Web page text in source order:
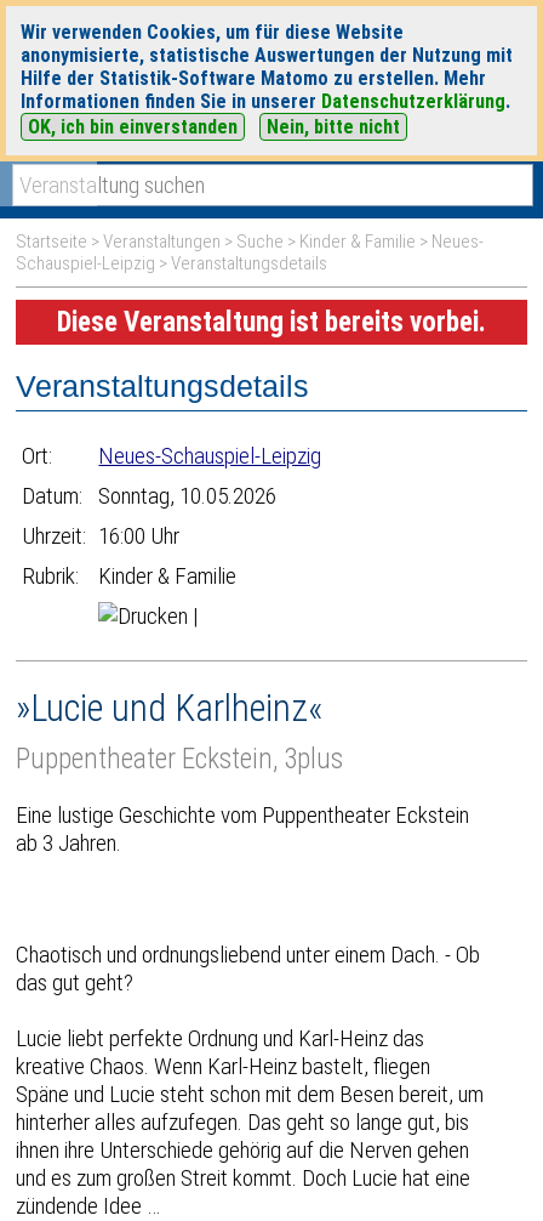
Wir verwenden Cookies, um für diese Website
anonymisierte, statistische Auswertungen der Nutzung mit
Hilfe der Statistik-Software Matomo zu erstellen. Mehr
Informationen finden Sie in unserer Datenschutzerklärung.
OK, ich bin einverstanden
Nein, bitte nicht
heute|morgen|
Startseite >Veranstaltungen > Suche > Kinder & Familie > Neues-
Schauspiel-Leipzig > Veranstaltungsdetails
Diese Veranstaltung ist bereits vorbei.
Veranstaltungsdetails
Ort:
Neues-Schauspiel-Leipzig
Datum:
Sonntag, 10.05.2026
Uhrzeit: 16:00 Uhr
Rubrik:
Kinder & Familie
|
»Lucie und Karlheinz«
Puppentheater Eckstein, 3plus
Eine lustige Geschichte vom Puppentheater Eckstein
ab 3 Jahren.
Chaotisch und ordnungsliebend unter einem Dach. - Ob
das gut geht?
Lucie liebt perfekte Ordnung und Karl-Heinz das
kreative Chaos. Wenn Karl-Heinz bastelt, fliegen
Späne und Lucie steht schon mit dem Besen bereit, um
hinterher alles aufzufegen. Das geht so lange gut, bis
ihnen ihre Unterschiede gehörig auf die Nerven gehen
und es zum großen Streit kommt. Doch Lucie hat eine
zündende Idee …